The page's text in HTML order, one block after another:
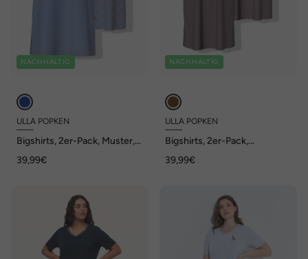
NACHHALTIG
ULLA POPKEN
Bigshirts, 2er-Pack, Muster,
39,99€
NACHHALTIG
ULLA POPKEN
Bigshirts, 2er-Pack,
Halbarm
39,99€